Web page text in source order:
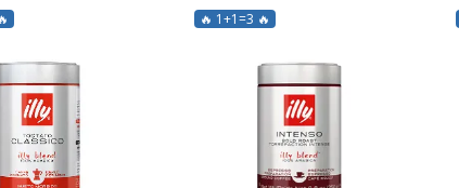
🔥 1+1=3 🔥